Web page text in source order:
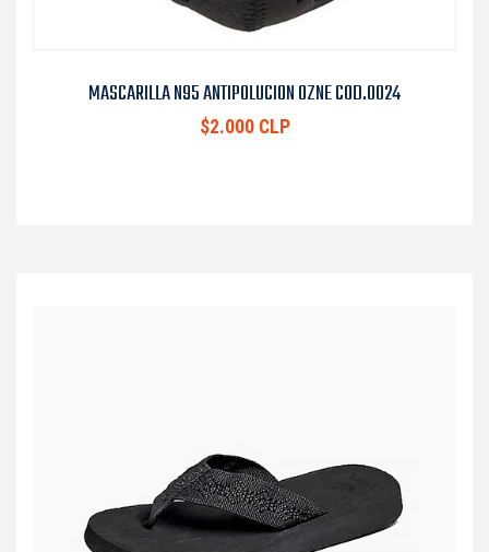
MASCARILLA N95 ANTIPOLUCION OZNE COD.0024
$2.000 CLP